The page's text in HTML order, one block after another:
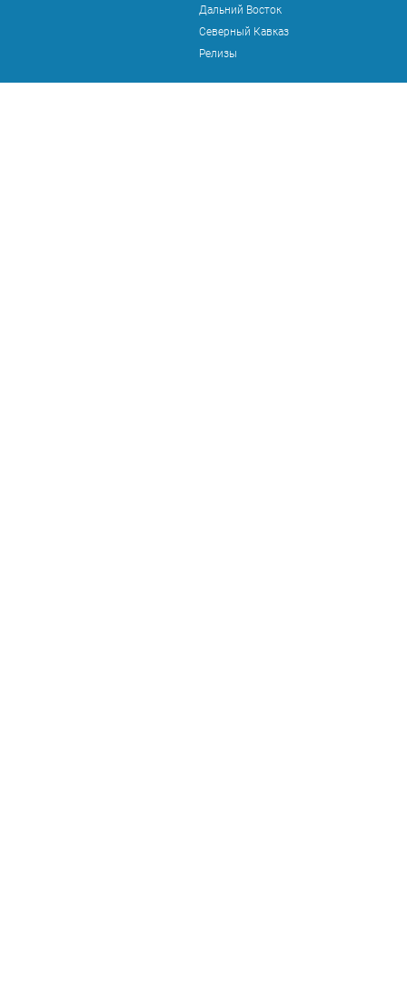
Дальний Восток
Северный Кавказ
Релизы